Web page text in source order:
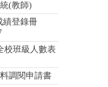
(教師)
績登錄冊
校班級人數表
調閱申請書